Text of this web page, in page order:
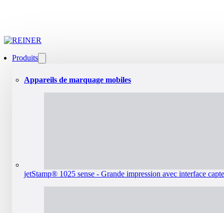
Produits
Appareils de marquage mobiles
jetStamp® 1025 sense - Grande impression avec interface